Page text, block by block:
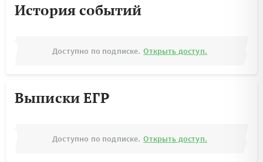
История событий
Доступно по подписке. Открыть доступ.
Выписки ЕГР
Доступно по подписке. Открыть доступ.